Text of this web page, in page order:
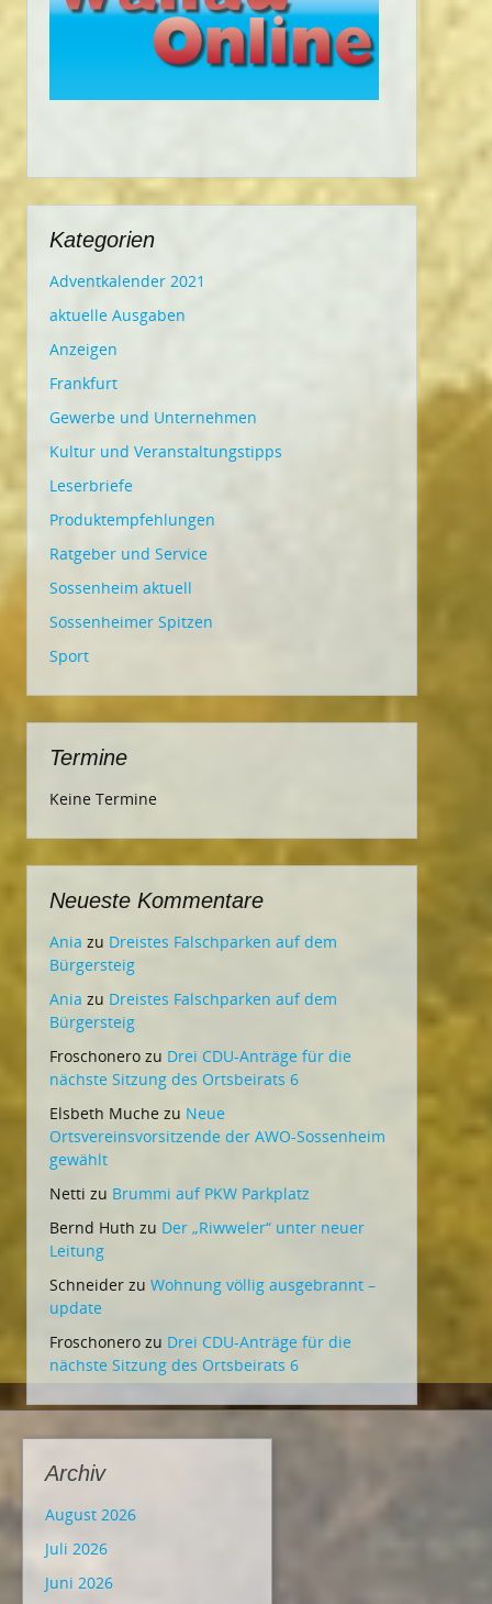
Kategorien
Adventkalender 2021
aktuelle Ausgaben
Anzeigen
Frankfurt
Gewerbe und Unternehmen
Kultur und Veranstaltungstipps
Leserbriefe
Produktempfehlungen
Ratgeber und Service
Sossenheim aktuell
Sossenheimer Spitzen
Sport
Termine
Keine Termine
Neueste Kommentare
Ania zu Dreistes Falschparken auf dem
Bürgersteig
Ania zu Dreistes Falschparken auf dem
Bürgersteig
Froschonero zu Drei CDU-Anträge für die
nächste Sitzung des Ortsbeirats 6
Elsbeth Muche zu Neue
Ortsvereinsvorsitzende der AWO-Sossenheim
gewählt
Netti zu Brummi auf PKW Parkplatz
Bernd Huth zu Der „Riwweler“ unter neuer
Leitung
Schneider zu Wohnung völlig ausgebrannt –
update
Froschonero zu Drei CDU-Anträge für die
nächste Sitzung des Ortsbeirats 6
Archiv
August 2026
Juli 2026
Juni 2026